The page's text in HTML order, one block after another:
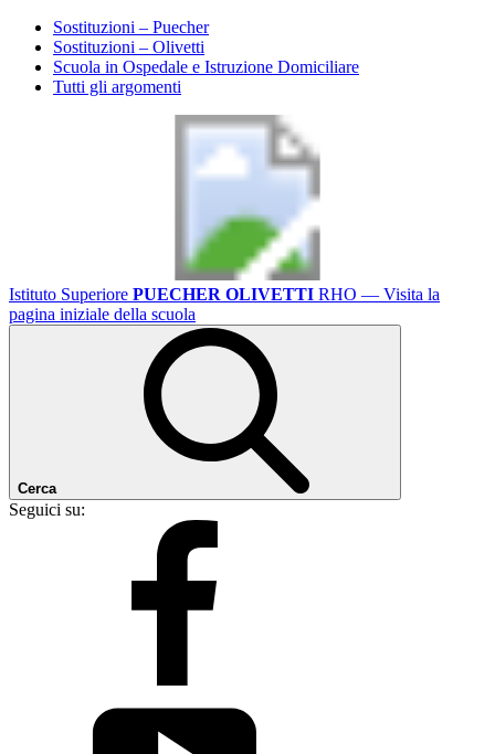
Sostituzioni – Puecher
Sostituzioni – Olivetti
Scuola in Ospedale e Istruzione Domiciliare
Tutti gli argomenti
Istituto Superiore PUECHER OLIVETTI RHO — Visita la
pagina iniziale della scuola
Cerca
Seguici su: